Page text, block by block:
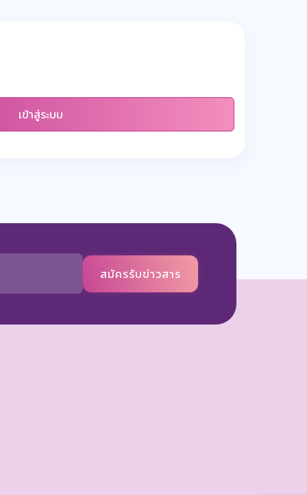
เข้าสู่ระบบ
สมัครรับข่าวสาร